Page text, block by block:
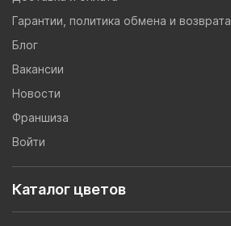
Гарантии, политика обмена и возврата
Блог
Вакансии
Новости
Франшиза
Войти
Каталог цветов